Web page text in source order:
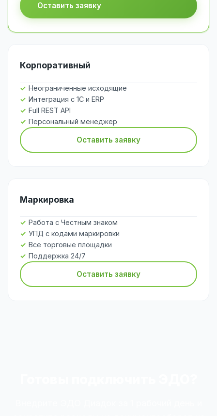
Оставить заявку
Корпоративный
Неограниченные исходящие
Интеграция с 1С и ERP
Full REST API
Персональный менеджер
Оставить заявку
Маркировка
Работа с Честным знаком
УПД с кодами маркировки
Все торговые площадки
Поддержка 24/7
Оставить заявку